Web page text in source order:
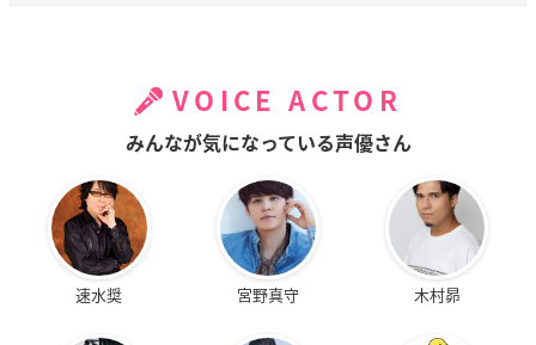
VOICE ACTOR
みんなが気になっている声優さん
速水奨 宮野真守 木村昴